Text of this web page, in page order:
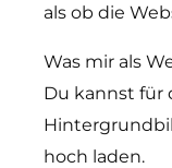
als ob die
Was mir als
Du kannst für
hoch laden.